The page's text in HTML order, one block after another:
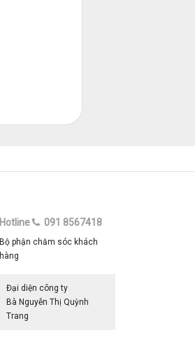
Hotline 091 8567418
Bộ phận chăm sóc khách
hàng
Đại diện công ty
Bà Nguyễn Thị Quỳnh
Trang